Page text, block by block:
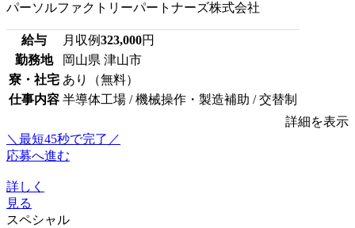
パーソルファクトリーパートナーズ株式会社
給与 月収例323,000円
勤務地
岡山県 津山市
寮・社宅 あり（無料）
仕事内容 半導体工場 / 機械操作・製造補助 / 交替制
詳細を表示
＼最短45秒で完了／
応募へ進む
詳しく
見る
スペシャル